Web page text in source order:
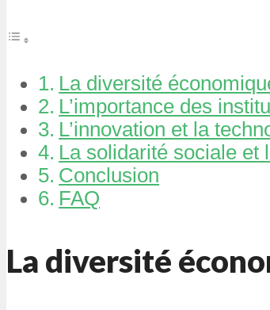
La diversité
L’importance des
L’innovation et la
La solidarité sociale et
Conclusion
FAQ
La diversité